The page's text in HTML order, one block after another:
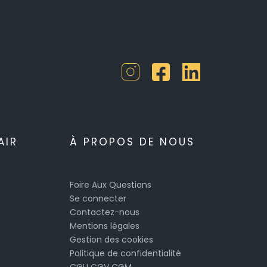
À PROPOS DE NOUS
Foire Aux Questions
Se connecter
Contactez-nous
Mentions légales
Gestion des cookies
Politique de confidentialité